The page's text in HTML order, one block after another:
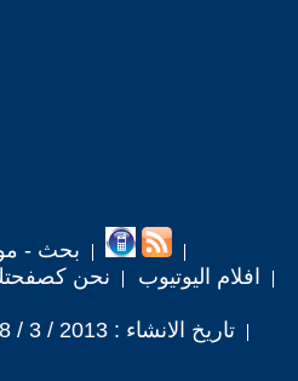
بحث -
افلام اليوتيوب
نحن
تاريخ الانشاء : 2013 / 3 / 18